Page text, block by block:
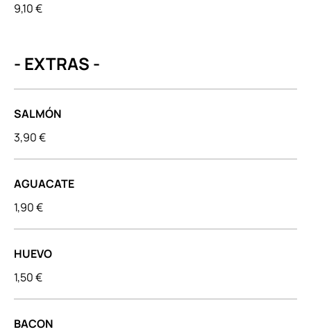
9,10 €
- EXTRAS -
SALMÓN
3,90 €
AGUACATE
1,90 €
HUEVO
1,50 €
BACON